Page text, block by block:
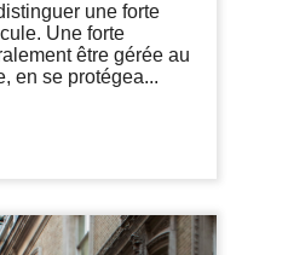
une forte
Une forte
être gérée au
en se protégea...